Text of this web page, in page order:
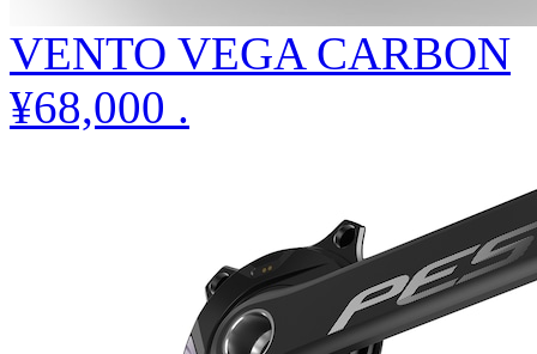
VENTO VEGA CARBON
¥68,000 .